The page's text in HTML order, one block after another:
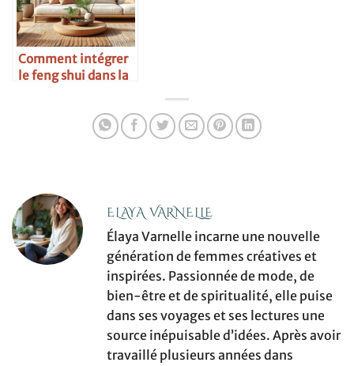
Comment intégrer
le feng shui dans la
ELAYA VARNELLE
Élaya Varnelle incarne une nouvelle
génération de femmes créatives et
inspirées. Passionnée de mode, de
bien-être et de spiritualité, elle puise
dans ses voyages et ses lectures une
source inépuisable d’idées. Après avoir
travaillé plusieurs années dans